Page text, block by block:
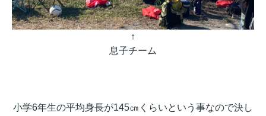
↑
息子チーム
小学6年生の平均身長が145㎝くらいという事なので決し